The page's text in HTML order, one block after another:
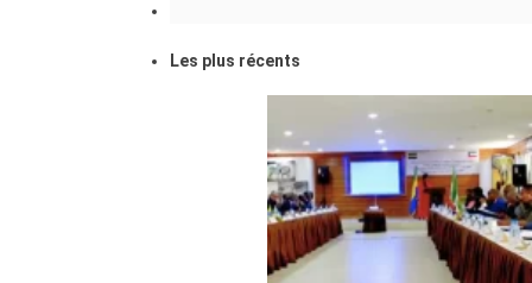
Les plus récents